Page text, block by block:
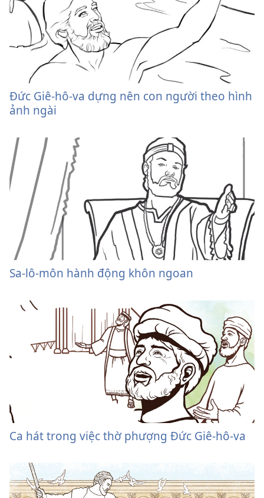
Đức Giê-hô-va dựng nên con người theo hình
ảnh ngài
Sa-lô-môn hành động khôn ngoan
Ca hát trong việc thờ phượng Đức Giê-hô-va